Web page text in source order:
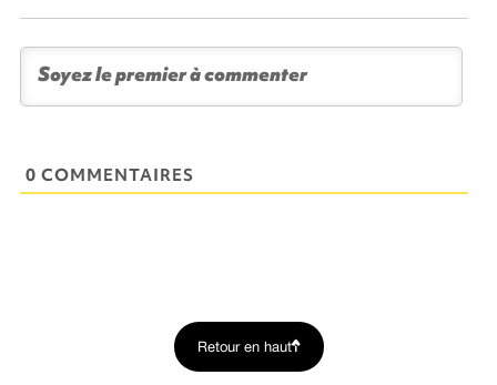
0 COMMENTAIRES
Retour en haut